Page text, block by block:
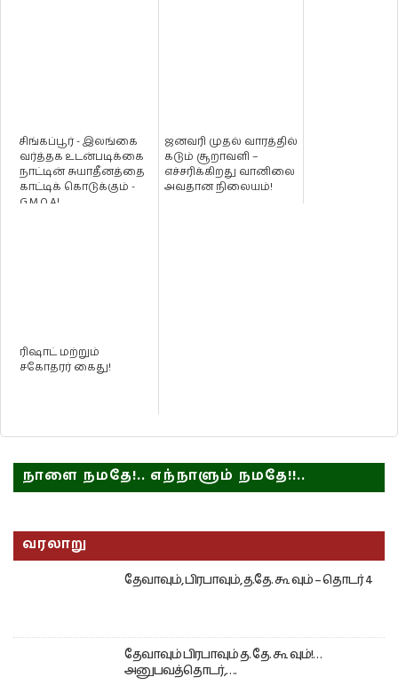
சிங்கப்பூர் - இலங்கை
வர்த்தக உடன்படிக்கை
நாட்டின் சுயாதீனத்தை
காட்டிக் கொடுக்கும் -
G.M.O.A!
ஜனவரி முதல் வாரத்தில்
கடும் சூறாவளி –
எச்சரிக்கிறது வானிலை
அவதான நிலையம்!
ரிஷாட் மற்றும்
சகோதரர் கைது!
நாளை நமதே!.. எந்நாளும் நமதே!!..
வரலாறு
தேவாவும், பிரபாவும், த.தே. கூ வும் – தொடர் 4
தேவாவும் பிரபாவும் த. தே. கூ வும்!…
அனுபவத்தொடர்,….